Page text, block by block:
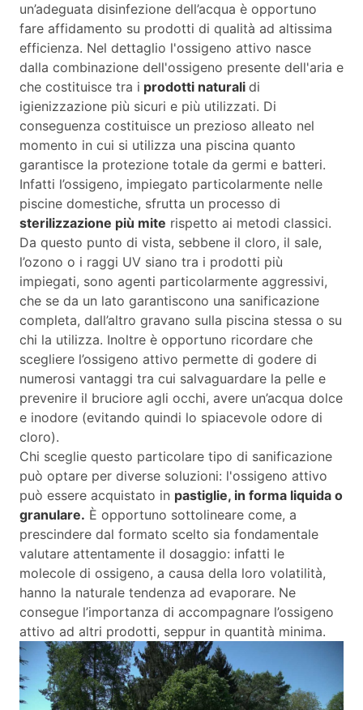
un’adeguata disinfezione dell’acqua è opportuno
fare affidamento su prodotti di qualità ad altissima
efficienza. Nel dettaglio l'ossigeno attivo nasce
dalla combinazione dell'ossigeno presente dell'aria e
che costituisce tra i prodotti naturali di
igienizzazione più sicuri e più utilizzati. Di
conseguenza costituisce un prezioso alleato nel
momento in cui si utilizza una piscina quanto
garantisce la protezione totale da germi e batteri.
Infatti l’ossigeno, impiegato particolarmente nelle
piscine domestiche, sfrutta un processo di
sterilizzazione più mite rispetto ai metodi classici.
Da questo punto di vista, sebbene il cloro, il sale,
l’ozono o i raggi UV siano tra i prodotti più
impiegati, sono agenti particolarmente aggressivi,
che se da un lato garantiscono una sanificazione
completa, dall’altro gravano sulla piscina stessa o su
chi la utilizza. Inoltre è opportuno ricordare che
scegliere l’ossigeno attivo permette di godere di
numerosi vantaggi tra cui salvaguardare la pelle e
prevenire il bruciore agli occhi, avere un’acqua dolce
e inodore (evitando quindi lo spiacevole odore di
cloro).
Chi sceglie questo particolare tipo di sanificazione
può optare per diverse soluzioni: l'ossigeno attivo
può essere acquistato in pastiglie, in forma liquida o
granulare. È opportuno sottolineare come, a
prescindere dal formato scelto sia fondamentale
valutare attentamente il dosaggio: infatti le
molecole di ossigeno, a causa della loro volatilità,
hanno la naturale tendenza ad evaporare. Ne
consegue l’importanza di accompagnare l’ossigeno
attivo ad altri prodotti, seppur in quantità minima.